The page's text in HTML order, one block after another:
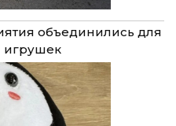
объединились для
игрушек